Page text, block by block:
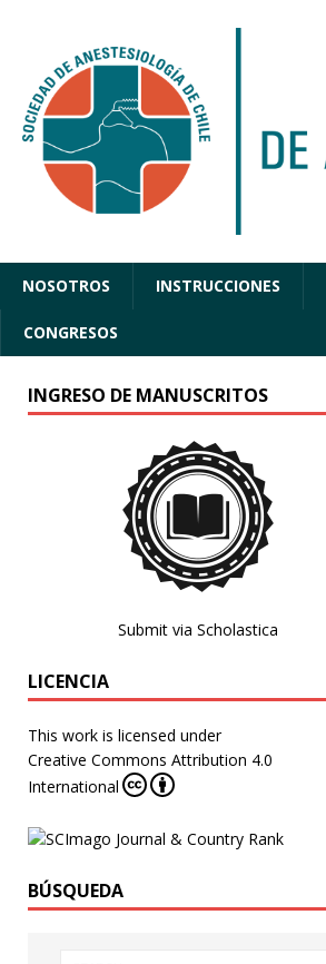
NOSOTROS INSTRUCCIONES
CONGRESOS
INGRESO DE MANUSCRITOS
Submit via Scholastica
LICENCIA
This work is licensed under
Creative Commons Attribution 4.0
International
BÚSQUEDA